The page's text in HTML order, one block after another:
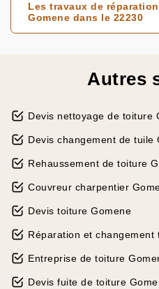
Les travaux de
Gomene dans le 22230
Autres
Devis nettoyage de toiture
Devis changement de tuile
Rehaussement de toiture
Couvreur charpentier
Devis toiture Gomene
Réparation et
Entreprise de toiture
Devis fuite de toiture